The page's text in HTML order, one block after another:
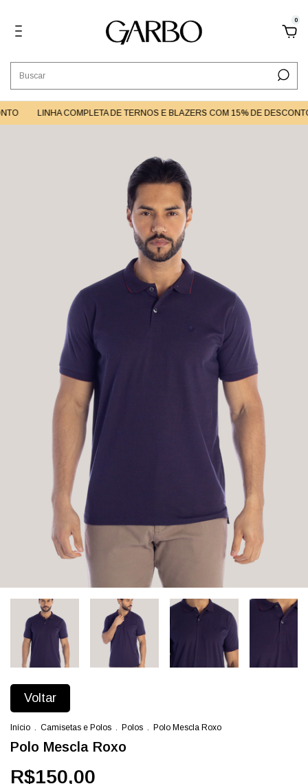
0
LINHA COMPLETA DE TERNOS E BLAZERS COM 15% DE DESCONTO
Voltar
Início . Camisetas e Polos . Polos . Polo Mescla Roxo
Polo Mescla Roxo
R$150,00